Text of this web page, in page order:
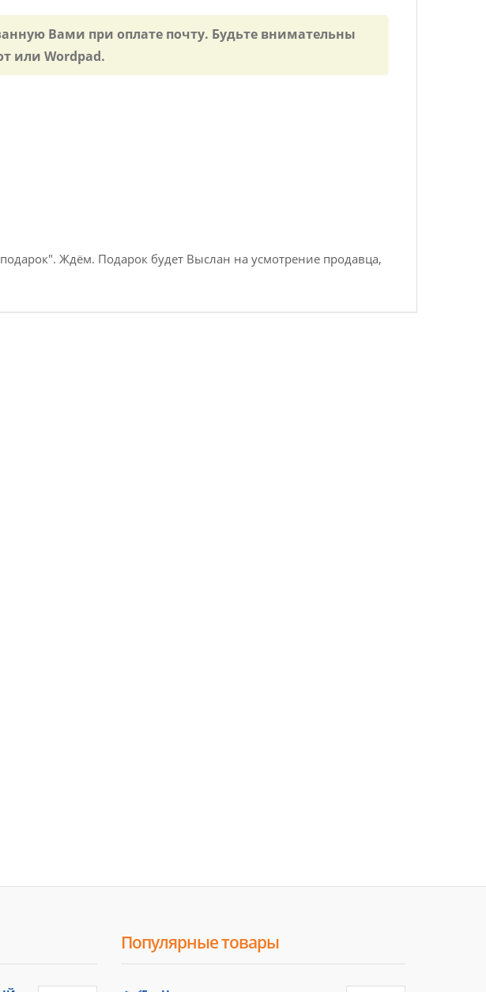
Вами при оплате почту. Будьте внимательны
или Wordpad.
Ждём. Подарок будет Выслан на усмотрение продавца,
Популярные товары